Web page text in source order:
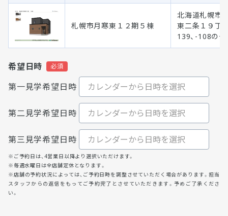
札幌市月寒東１２期５棟
北海道札幌市
東二条１９丁
139、-108の一
希望日時
第一見学希望日時
第二見学希望日時
第三見学希望日時
※ご予約日は、4営業日以降より選択いただけます。
※毎週水曜日は全店舗定休となります。
※店舗の予約状況によっては、ご予約日時を調整させていただく場合があります。担当
スタッフからの返信をもってご予約完了とさせていただきます。予めご了承くださ
い。